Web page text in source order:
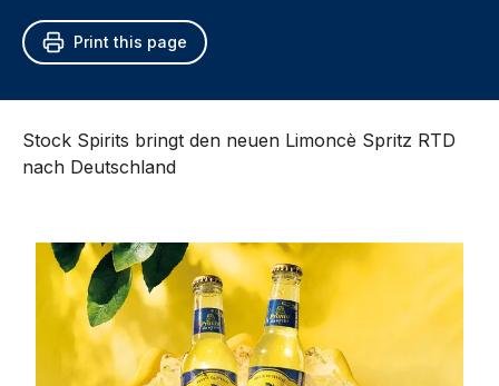
Print this page
Stock Spirits bringt den neuen Limoncè Spritz RTD
nach Deutschland